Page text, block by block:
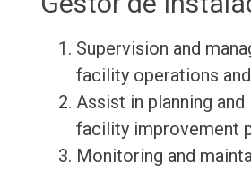
Supervision and
facility operations
Assist in planning
facility improvement
Monitoring and